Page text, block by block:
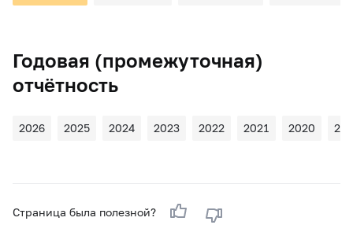
Годовая (промежуточная)
отчётность
2026 2025 2024 2023 2022 2021 2020
Страница была полезной?